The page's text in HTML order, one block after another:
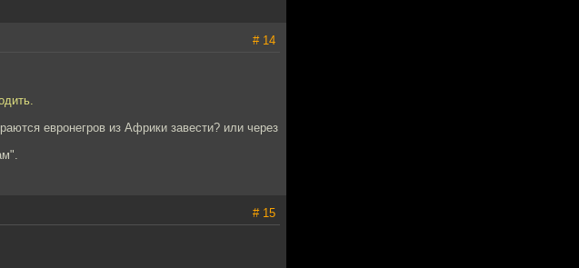
# 14
евронегров из Африки завести? или через
# 15